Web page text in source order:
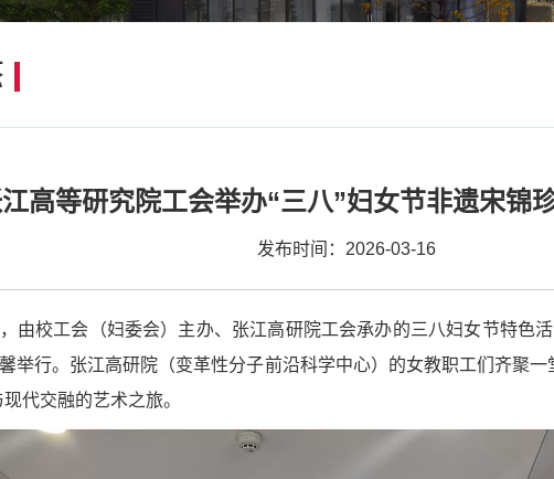
高等研究院工会举办“三八”妇女节非遗宋锦
发布时间：2026-03-16
由校工会（妇委会）主办、张江高研院工会承办的三八妇女节特
举行。张江高研院（变革性分子前沿科学中心）的女教职工们齐聚
代交融的艺术之旅。